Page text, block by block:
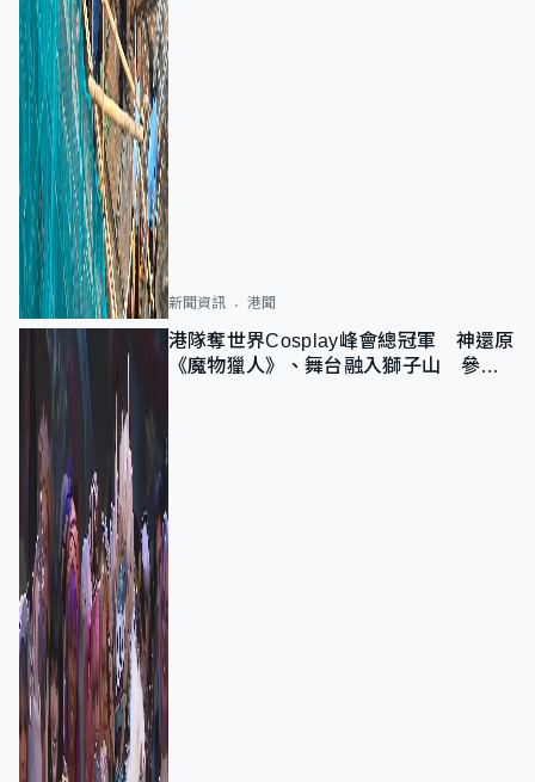
新聞資訊 港聞
港隊奪世界Cosplay峰會總冠軍 神還原
《魔物獵人》、舞台融入獅子山 參賽